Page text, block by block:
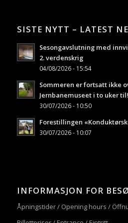
SISTE NYTT – LATEST
Sesongavslutning med
2. verdenskrig
04/08/2026 - 15:54
Sommeren er fortsatt ikke
Jernbanemuseet i to uker til!
30/07/2026 - 10:50
Forestillingen
30/07/2026 - 10:07
INFORMASJON FOR
Åpningstider / Opening hours /